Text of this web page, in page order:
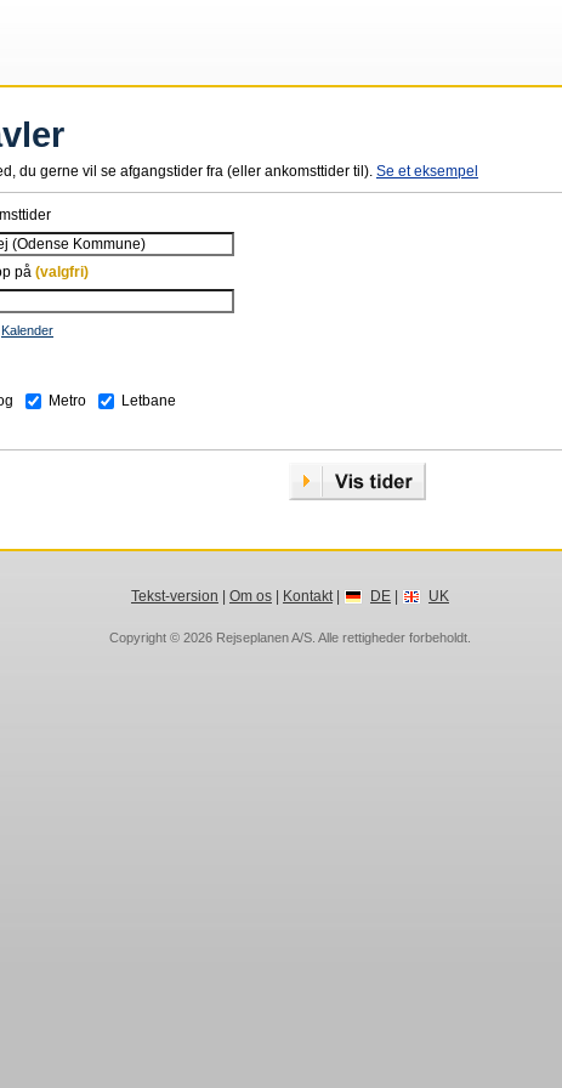
du gerne vil se afgangstider fra (eller ankomsttider til). Se et eksempel
på (valgfri)
Kalender
Metro Letbane
Tekst-version Om os| Kontakt| DE| UK
Copyright © 2026 Rejseplanen A/S . Alle rettigheder forbeholdt.